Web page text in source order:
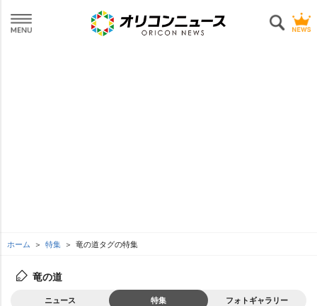
ホーム 特集 竜の道タグの特集
竜の道
ニュース 特集 フォトギャラリー